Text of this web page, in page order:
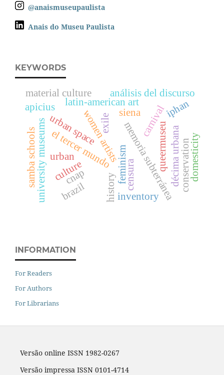
@anaismuseupaulista
Anais do Museu Paulista
KEYWORDS
women artists
latin-american art
cnap
exile
feminismcensura
memoria subterránea
análisis del discurso
el tercer mundo queermuseu
history
university museumsurban space
material culture
culture
carnival
samba schools décima urbana
urban
siena
inventory
brazil
iphan
conservationdomesticity
apicius
INFORMATION
For Readers
For Authors
For Librarians
Versão online ISSN 1982-0267
Versão impressa ISSN 0101-4714